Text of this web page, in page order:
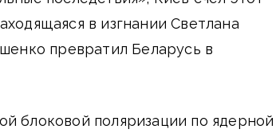
в изгнании Светлана
превратил Беларусь в
блоковой поляризации по ядерной